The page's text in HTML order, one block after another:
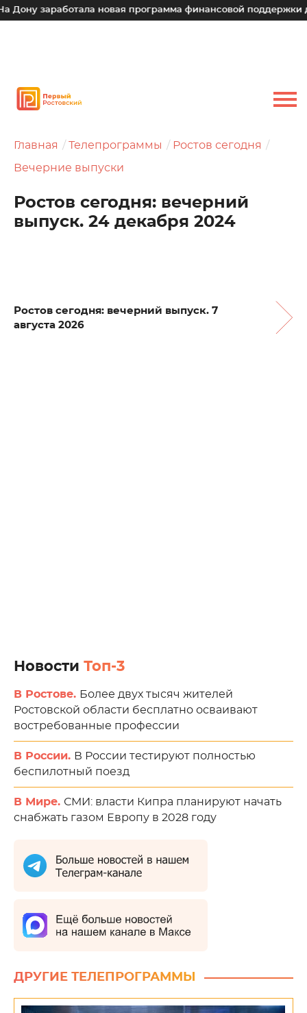
новая программа финансовой поддержки для
Главная Телепрограммы Ростов сегодня
Вечерние выпуски
Ростов сегодня: вечерний
выпуск. 24 декабря 2024
Ростов сегодня: вечерний выпуск. 7
августа 2026
Новости Топ-3
В Ростове. Более двух тысяч жителей
Ростовской области бесплатно осваивают
востребованные профессии
В России. В России тестируют полностью
беспилотный поезд
В Мире. СМИ: власти Кипра планируют начать
снабжать газом Европу в 2028 году
ДРУГИЕ ТЕЛЕПРОГРАММЫ